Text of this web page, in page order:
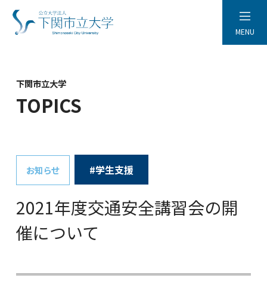
MENU
下関市立大学
TOPICS
お知らせ #学生支援
2021年度交通安全講習会の開
催について